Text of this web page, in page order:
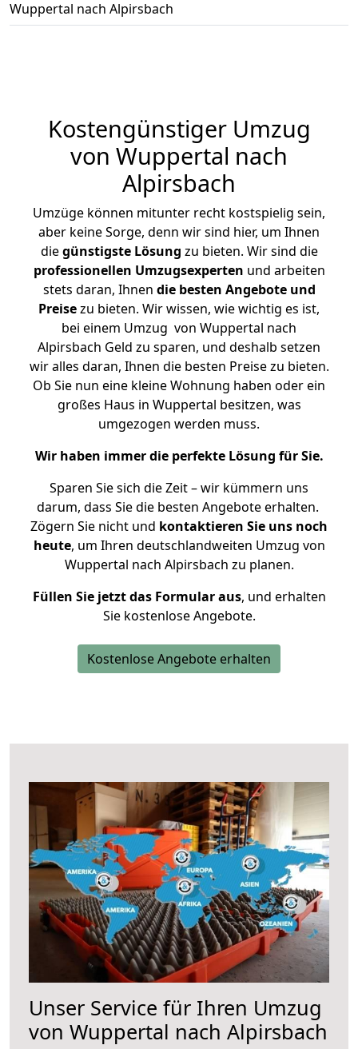
Wuppertal nach Alpirsbach
Kostengünstiger Umzug
von Wuppertal nach
Alpirsbach
Umzüge können mitunter recht kostspielig sein,
aber keine Sorge, denn wir sind hier, um Ihnen
diegünstigste Lösung zu bieten. Wir sind die
professionellen Umzugsexperten und arbeiten
stets daran, Ihnen die besten Angebote und
Preisezu bieten. Wir wissen, wie wichtig es ist,
bei einem Umzug von Wuppertal nach
Alpirsbach Geld zu sparen, und deshalb setzen
wir alles daran, Ihnen die besten Preise zu bieten.
Ob Sie nun eine kleine Wohnung haben oder ein
großes Haus in Wuppertal besitzen, was
umgezogen werden muss.
Wir haben immer die perfekte Lösung für Sie.
Sparen Sie sich die Zeit – wir kümmern uns
darum, dass Sie die besten Angebote erhalten.
Zögern Sie nicht und kontaktieren Sie uns noch
heute, um Ihren deutschlandweiten Umzug von
Wuppertal nach Alpirsbach zu planen.
Füllen Sie jetzt das Formular aus, und erhalten
Sie kostenlose Angebote.
Kostenlose Angebote erhalten
Unser Service für Ihren Umzug
von Wuppertal nach Alpirsbach